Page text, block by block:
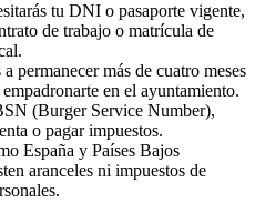
tu DNI o pasaporte vigente,
de trabajo o matrícula de
a permanecer más de cuatro meses
en el ayuntamiento.
(Burger Service Number),
o pagar impuestos.
España y Países Bajos
aranceles ni impuestos de